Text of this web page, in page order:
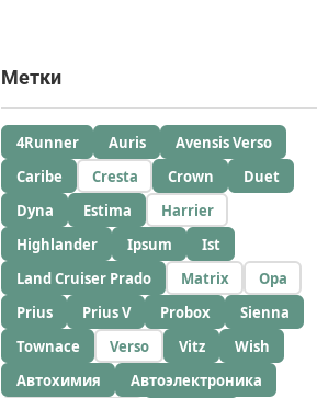
Метки
4Runner Auris
Avensis Verso
Caribe
Cresta Crown
Duet
Dyna
Estima
Harrier
Highlander
Ipsum
Ist
Land Cruiser Prado
Matrix
Opa
Prius
Prius V Probox
Sienna
Townace
Verso Vitz
Wish
Автохимия
Автоэлектроника